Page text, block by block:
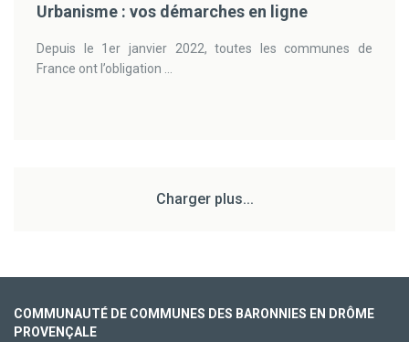
Urbanisme : vos démarches en ligne
Depuis le 1er janvier 2022, toutes les communes de
France ont l’obligation ...
Charger plus...
COMMUNAUTÉ DE COMMUNES DES BARONNIES EN DRÔME
PROVENÇALE